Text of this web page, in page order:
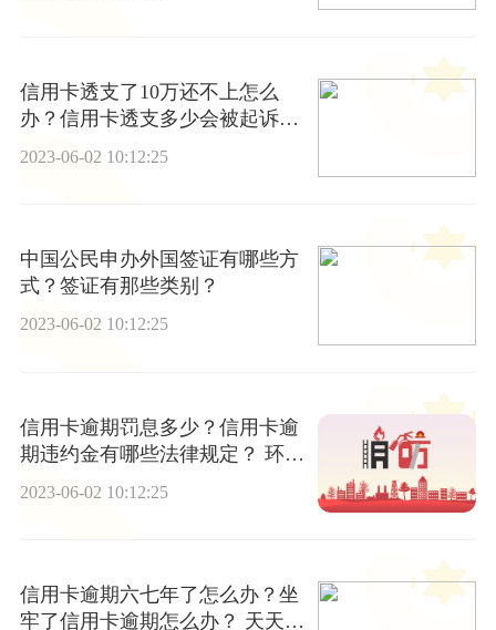
信用卡透支了10万还不上怎么
办？信用卡透支多少会被起诉坐
2023-06-02 10:12:25
中国公民申办外国签证有哪些方
式？签证有那些类别？
2023-06-02 10:12:25
信用卡逾期罚息多少？信用卡逾
期违约金有哪些法律规定？ 环球
2023-06-02 10:12:25
信用卡逾期六七年了怎么办？坐
牢了信用卡逾期怎么办？ 天天热